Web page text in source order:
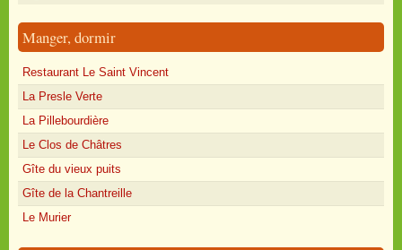
Manger, dormir
Restaurant Le Saint Vincent
La Presle Verte
La Pillebourdière
Le Clos de Châtres
Gîte du vieux puits
Gîte de la Chantreille
Le Murier